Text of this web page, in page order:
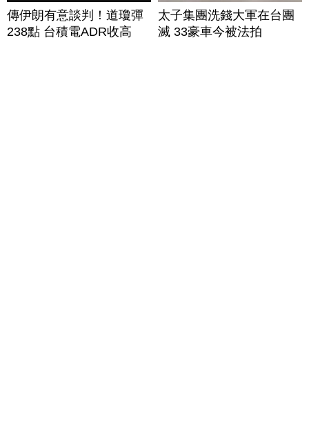
傳伊朗有意談判！道瓊彈
238點 台積電ADR收高
太子集團洗錢大軍在台團
滅 33豪車今被法拍